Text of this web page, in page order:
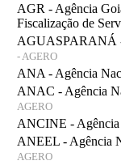
AGR - Agência
Fiscalização de
AGUASPARANÁ -
- AGERO
ANA - Agência
ANAC - Agência
AGERO
ANCINE - Agência
ANEEL - Agência
AGERO